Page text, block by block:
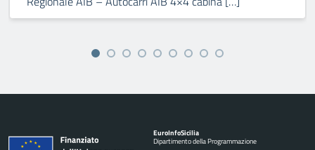
EuroInfoSicilia
Dipartimento della Programmazione